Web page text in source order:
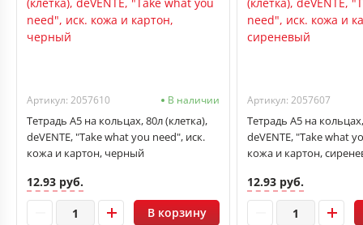
Артикул: 2057610 В наличии
Тетрадь А5 на кольцах, 80л (клетка),
deVENTE, "Take what you need", иск.
кожа и картон, черный
12.93 руб.
В корзину
Артикул: 2057607
Тетрадь А5 на
deVENTE, "Take what
кожа и картон,
12.93 руб.